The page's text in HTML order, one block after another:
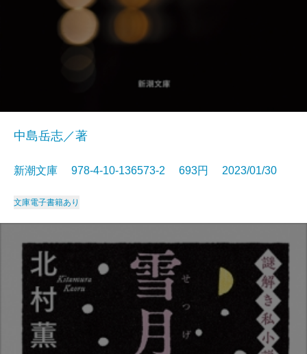
中島岳志／著
新潮文庫 978-4-10-136573-2 693円 2023/01/30
文庫電子書籍あり